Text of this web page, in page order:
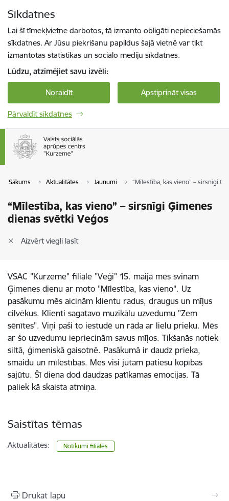
Sīkdatnes
Lai šī tīmekļvietne darbotos, tā izmanto obligāti nepieciešamās
sīkdatnes. Ar Jūsu piekrišanu papildus šajā vietnē var tikt
izmantotas statistikas un sociālo mediju sīkdatnes.
Lūdzu, atzīmējiet savu izvēli:
Noraidīt Apstiprināt visas
Pārvaldīt sīkdatnes
Sākums Aktualitātes Jaunumi “Mīlestība, kas vieno” – sirsnīgi
“Mīlestība, kas vieno” – sirsnīgi Ģimenes
dienas svētki Veģos
Aizvērt viegli lasīt
VSAC "Kurzeme" filiālē "Veģi" 15. maijā mēs svinam
Ģimenes dienu ar moto "Mīlestība, kas vieno". Uz
pasākumu mēs aicinām klientu radus, draugus un mīļus
cilvēkus. Klienti sagatavo muzikālu uzvedumu "Zem
sēnītes". Viņi paši to iestudē un rāda ar lielu prieku. Mēs
ar šo uzvedumu iepriecinām savus mīļos. Tikšanās notiek
siltā, ģimeniskā gaisotnē. Pasākumā ir daudz prieka,
smaidu un mīlestības. Mēs visi jūtam patiesu kopības
sajūtu. Šī diena dod daudzas patīkamas emocijas. Tā
paliek kā skaista atmiņa.
Saistītas tēmas
Aktualitātes: Notikumi filiālēs
Drukāt lapu